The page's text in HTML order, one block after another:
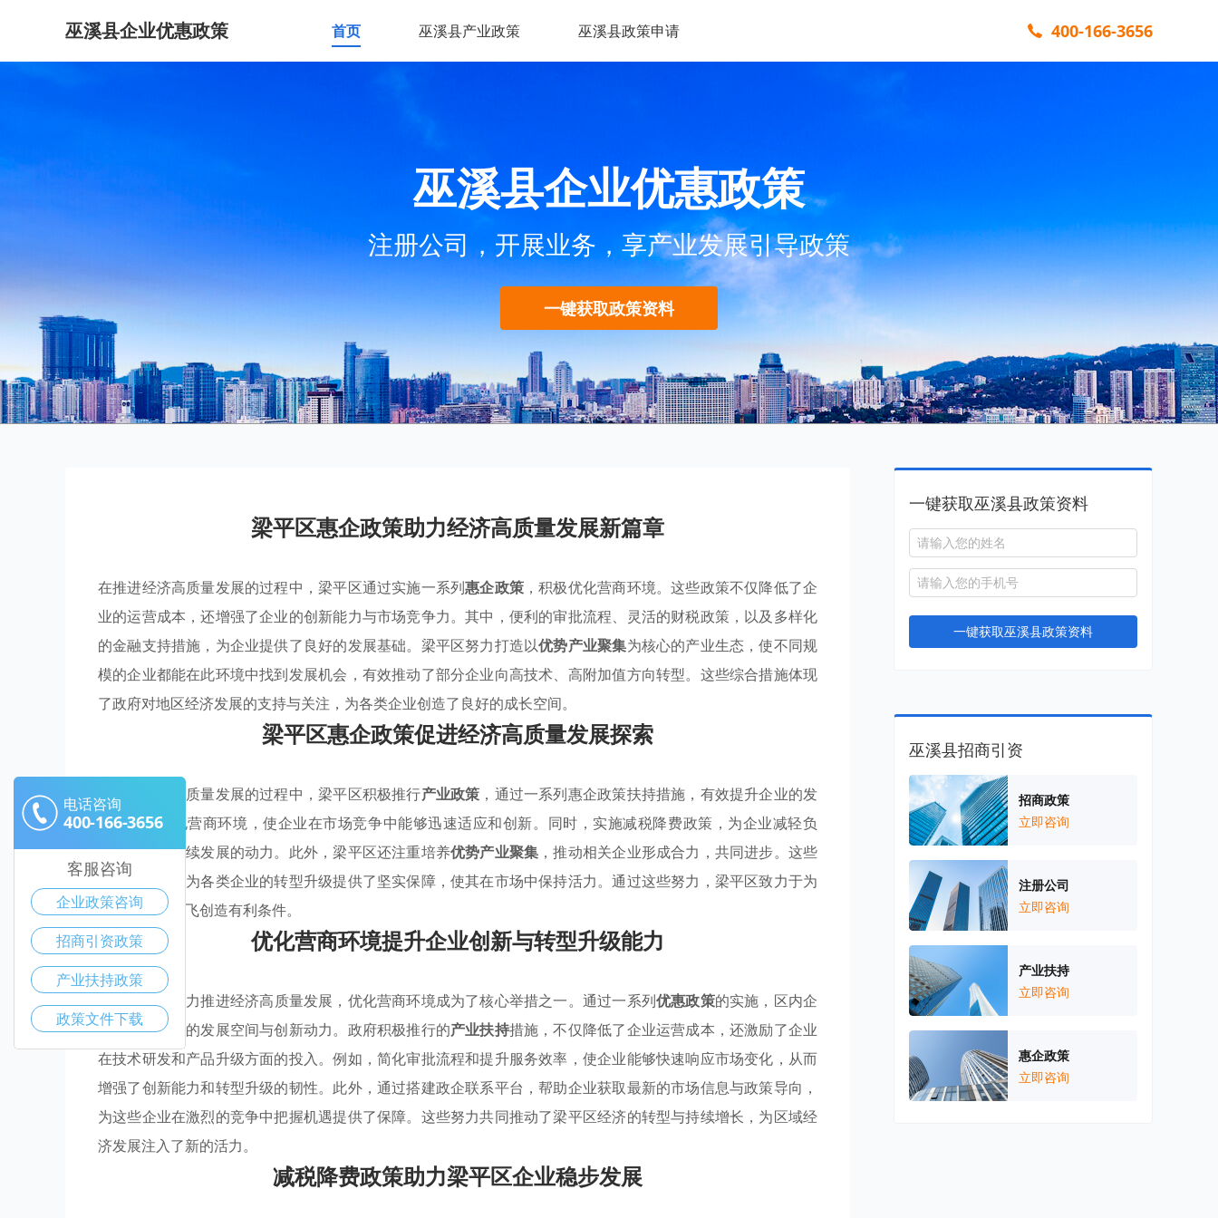
巫溪县企业优惠政策 首页 巫溪县产业政策 巫溪县政策申请 400-166-3656
巫溪县企业优惠政策
注册公司，开展业务，享产业发展引导政策
一键获取政策资料
梁平区惠企政策助力经济高质量发展新篇章
在推进经济高质量发展的过程中，梁平区通过实施一系列惠企政策 ，积极优化营商环境。这些政策不仅降低了企
业的运营成本，还增强了企业的创新能力与市场竞争力。其中，便利的审批流程、灵活的财税政策，以及多样化
的金融支持措施，为企业提供了良好的发展基础。梁平区努力打造以优势产业聚集为核心的产业生态，使不同规
模的企业都能在此环境中找到发展机会，有效推动了部分企业向高技术、高附加值方向转型。这些综合措施体现
了政府对地区经济发展的支持与关注，为各类企业创造了良好的成长空间。
梁平区惠企政策促进经济高质量发展探索
在推动经济高质量发展的过程中，梁平区积极推行产业政策 ，通过一系列惠企政策扶持措施，有效提升企业的发
展潜力。优化营商环境，使企业在市场竞争中能够迅速适应和创新。同时，实施减税降费政策，为企业减轻负
担，增强其持续发展的动力。此外，梁平区还注重培养优势产业聚集 ，推动相关企业形成合力，共同进步。这些
措施的结合，为各类企业的转型升级提供了坚实保障，使其在市场中保持活力。通过这些努力，梁平区致力于为
区域经济的腾飞创造有利条件。
优化营商环境提升企业创新与转型升级能力
随着梁平区 着力推进经济高质量发展，优化营商环境成为了核心举措之一。通过一系列优惠政策的实施，区内企
业获得了更多的发展空间与创新动力。政府积极推行的产业扶持措施，不仅降低了企业运营成本，还激励了企业
在技术研发和产品升级方面的投入。例如，简化审批流程和提升服务效率，使企业能够快速响应市场变化，从而
增强了创新能力和转型升级的韧性。此外，通过搭建政企联系平台，帮助企业获取最新的市场信息与政策导向，
为这些企业在激烈的竞争中把握机遇提供了保障。这些努力共同推动了梁平区经济的转型与持续增长，为区域经
济发展注入了新的活力。
减税降费政策助力梁平区企业稳步发展
一键获取巫溪县政策资料
一键获取巫溪县政策资料
巫溪县招商引资
招商政策
立即咨询
注册公司
立即咨询
产业扶持
立即咨询
惠企政策
立即咨询
电话咨询
400-166-3656
客服咨询
企业政策咨询
招商引资政策
产业扶持政策
政策文件下载